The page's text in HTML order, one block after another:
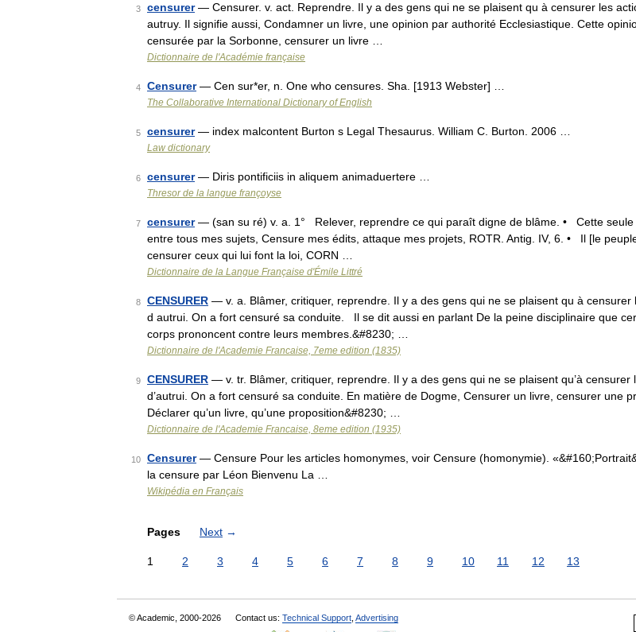
3 censurer— Censurer. v. act. Reprendre. Il y a des gens qui ne se plaisent qu à censurer les
autruy. Il signifie aussi, Condamner un livre, une opinion par authorité Ecclesiastique. Cette
censurée par la Sorbonne, censurer un livre …
Dictionnaire de l'Académie française
4 Censurer— Cen sur*er, n. One who censures. Sha. [1913 Webster] …
The Collaborative International Dictionary of English
5 censurer— index malcontent Burton s Legal Thesaurus. William C. Burton. 2006 …
Law dictionary
6 censurer— Diris pontificiis in aliquem animaduertere …
Thresor de la langue françoyse
7 censurer— (san su ré) v. a. 1° Relever, reprendre ce qui paraît digne de blâme. • Cette seule
entre tous mes sujets, Censure mes édits, attaque mes projets, ROTR. Antig. IV, 6. • Il [le
censurer ceux qui lui font la loi, CORN …
Dictionnaire de la Langue Française d'Émile Littré
8 CENSURER — v. a. Blâmer, critiquer, reprendre. Il y a des gens qui ne se plaisent qu à censurer
d autrui. On a fort censuré sa conduite. Il se dit aussi en parlant De la peine disciplinaire que
corps prononcent contre leurs membres.&#8230; …
Dictionnaire de l'Academie Francaise, 7eme edition (1835)
9 CENSURER — v. tr. Blâmer, critiquer, reprendre. Il y a des gens qui ne se plaisent qu’à censurer
d’autrui. On a fort censuré sa conduite. En matière de Dogme, Censurer un livre, censurer une
Déclarer qu’un livre, qu’une proposition&#8230; …
Dictionnaire de l'Academie Francaise, 8eme edition (1935)
10 Censurer— Censure Pour les articles homonymes, voir Censure (homonymie).
la censure par Léon Bienvenu La …
Wikipédia en Français
Pages Next →
1 2 3 4 5 6 7 8 9 10 11 12 13
© Academic, 2000-2026 Contact us: Technical Support Advertising